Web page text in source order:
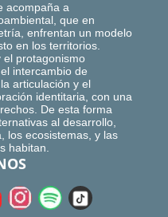
acompaña a
que en
enfrentan un modelo
en los territorios.
el protagonismo
intercambio de
articulación y el
identitaria, con una
De esta forma
al desarrollo,
los ecosistemas, y las
habitan.